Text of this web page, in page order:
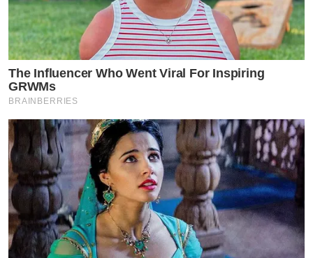
The Influencer Who Went Viral For Inspiring
GRWMs
BRAINBERRIES